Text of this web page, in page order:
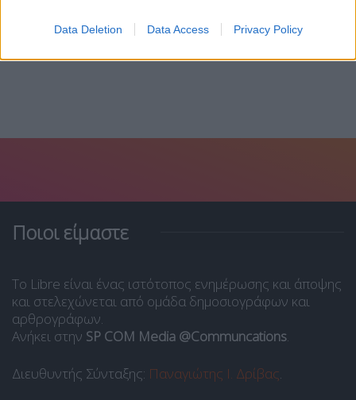
Data Deletion Data Access Privacy Policy
15 Ιουλίου, 2026
Ποιοι είμαστε
Το Libre είναι ένας ιστότοπος ενημέρωσης και άποψης
και στελεχώνεται από ομάδα δημοσιογράφων και
αρθρογράφων.
Ανήκει στην SP COM Media @Communcations.
Διευθυντής Σύνταξης: Παναγιώτης Ι. Δρίβας.